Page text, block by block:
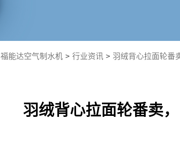
福能达空气制水机 > 行业资讯 > 羽绒背心拉面轮番
羽绒背心拉面轮番卖